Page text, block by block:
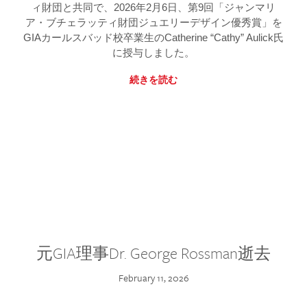
ィ財団と共同で、2026年2月6日、第9回「ジャンマリ
ア・ブチェラッティ財団ジュエリーデザイン優秀賞」を
GIAカールスバッド校卒業生のCatherine “Cathy” Aulick氏
に授与しました。
続きを読む
元GIA理事Dr. George Rossman逝去
February 11, 2026